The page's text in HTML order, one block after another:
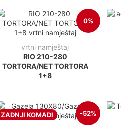
0%
vrtni namještaj
RIO 210-280
TORTORA/NET TORTORA
1+8
ZADNJI KOMADI -52%